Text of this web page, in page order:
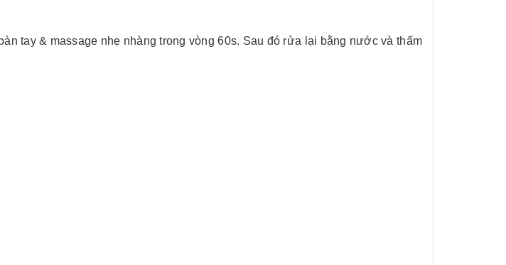
tay & massage nhẹ nhàng trong vòng 60s. Sau đó rửa lại bằng nước và thấm